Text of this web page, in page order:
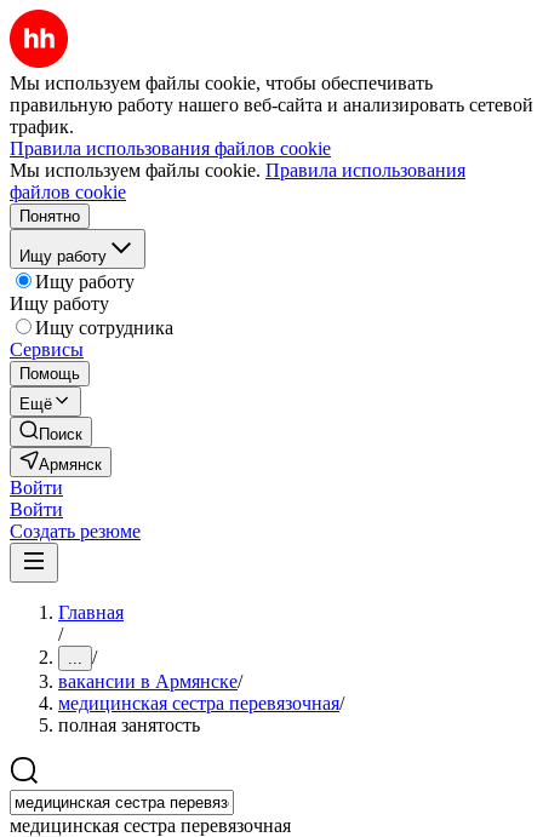
Мы используем файлы cookie, чтобы обеспечивать
правильную работу нашего веб-сайта и анализировать сетевой
трафик.
Правила использования файлов cookie
Мы используем файлы cookie. Правила использования
файлов cookie
Понятно
Ищу работу
Ищу работу
Ищу работу
Ищу сотрудника
Сервисы
Помощь
Ещё
Поиск
Армянск
Войти
Войти
Создать резюме
Главная
/
... /
вакансии в Армянске/
медицинская сестра перевязочная/
полная занятость
медицинская сестра перевязочная